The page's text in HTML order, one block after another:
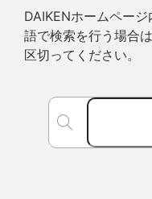
DAIKENホームペー
語で検索を行う場合
区切ってください。